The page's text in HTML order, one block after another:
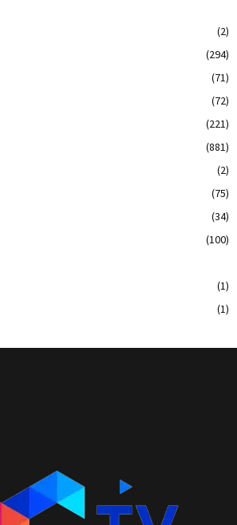
(2)
(294)
(71)
(72)
(221)
(881)
(2)
(75)
(34)
(100)
(1)
(1)